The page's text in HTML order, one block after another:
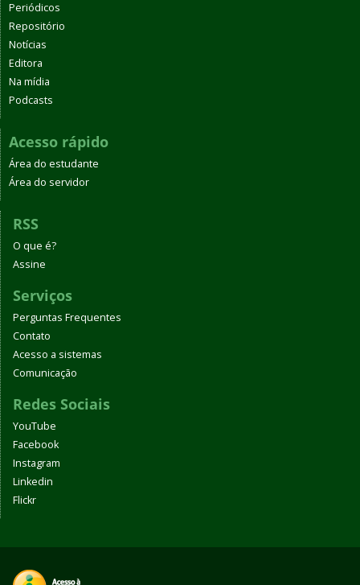
Periódicos
Repositório
Notícias
Editora
Na mídia
Podcasts
Acesso rápido
Área do estudante
Área do servidor
RSS
O que é?
Assine
Serviços
Perguntas Frequentes
Contato
Acesso a sistemas
Comunicação
Redes Sociais
YouTube
Facebook
Instagram
Linkedin
Flickr